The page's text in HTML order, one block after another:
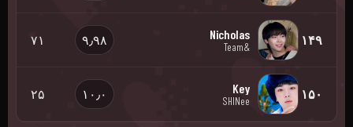
۱۴۹ Nicholas
&Team ۹٫۹۸ ۷۱
۱۵۰ Key
SHINee ۱۰٫۰ ۲۵